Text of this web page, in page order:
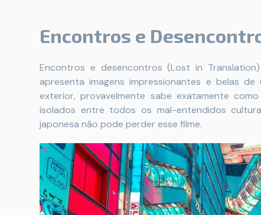
Encontros e
Encontros e desencontros (Lost in
apresenta imagens impressionantes e belas
exterior, provavelmente sabe exatamente
isolados entre todos os mal-entendidos
japonesa não pode perder esse filme.